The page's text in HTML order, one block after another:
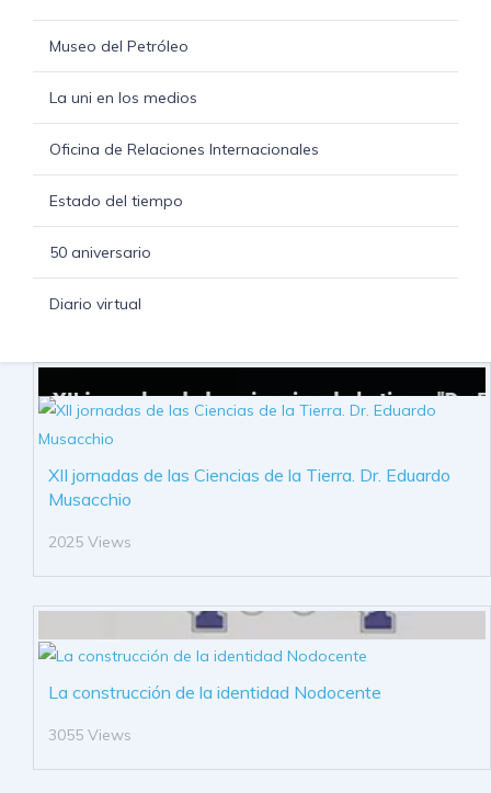
Museo del Petróleo
La uni en los medios
Oficina de Relaciones Internacionales
Estado del tiempo
50 aniversario
Diario virtual
XII jornadas de las Ciencias de la Tierra. Dr. Eduardo
Musacchio
2025 Views
La construcción de la identidad Nodocente
3055 Views